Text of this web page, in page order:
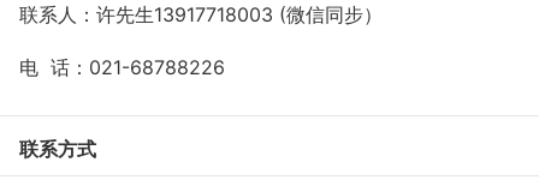
联系人： 许先生13917718003 (微信同步）
电 话： 021-68788226
联系方式